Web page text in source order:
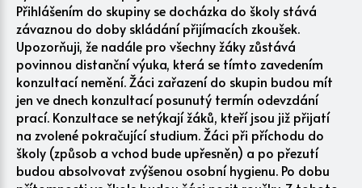
Přihlášením do skupiny se docházka do školy stává
závaznou do doby skládání přijímacích zkoušek.
Upozorňuji, že nadále pro všechny žáky zůstává
povinnou distanční výuka, která se tímto zavedením
konzultací nemění. Žáci zařazení do skupin budou mít
jen ve dnech konzultací posunutý termín odevzdání
prací. Konzultace se netýkají žáků, kteří jsou již přijatí
na zvolené pokračující studium. Žáci při příchodu do
školy (způsob a vchod bude upřesněn) a po přezutí
budou absolvovat zvýšenou osobní hygienu. Po dobu